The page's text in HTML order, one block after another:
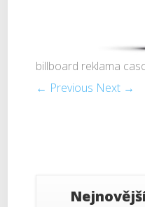
billboard reklama
← Previous Next →